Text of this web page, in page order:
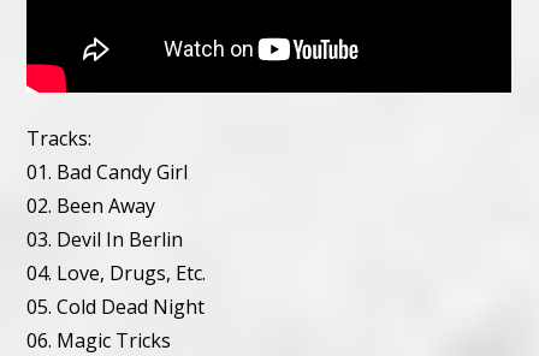
Tracks:
01. Bad Candy Girl
02. Been Away
03. Devil In Berlin
04. Love, Drugs, Etc.
05. Cold Dead Night
06. Magic Tricks